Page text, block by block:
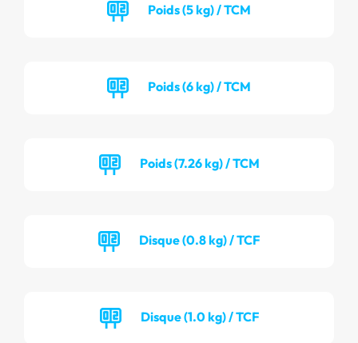
Poids (5 kg) / TCM
Poids (6 kg) / TCM
Poids (7.26 kg) / TCM
Disque (0.8 kg) / TCF
Disque (1.0 kg) / TCF